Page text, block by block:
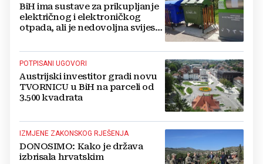
BiH ima sustave za prikupljanje
električnog i elektroničkog
otpada, ali je nedovoljna svijest
POTPISANI UGOVORI
Austrijski investitor gradi novu
TVORNICU u BiH na parceli od
3.500 kvadrata
IZMJENE ZAKONSKOG RJEŠENJA
DONOSIMO: Kako je država
izbrisala hrvatskim